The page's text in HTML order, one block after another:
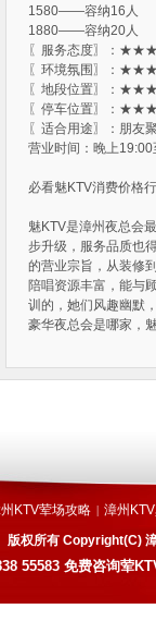
1580——容纳16人
1880——容纳20人
〖服务态度〗：
〖环境氛围〗：
〖地段位置〗：
〖停车位置〗：
〖适合用途〗：朋友
营业时间：晚上
必看魅KTV消费价格
魅KTV是漳州夜总会
步升级，服务品质也
的营业宗旨，从装修
陪唱资源丰富，能与
训的，她们风趣幽默
豪华夜总会是哪家，
KTV荤场攻略 | 漳州
版权所有 Copyright(C)
55583 免费咨询荤